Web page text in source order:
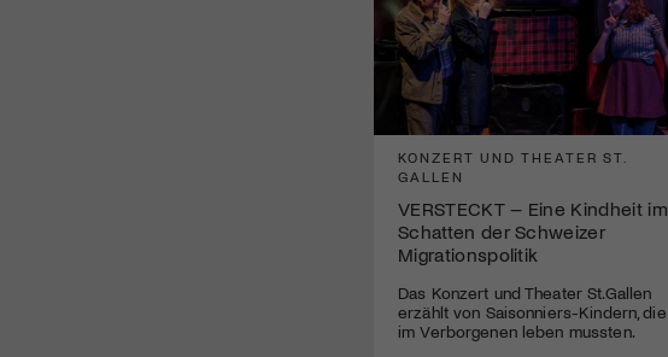
KONZERT UND THEATER ST.
GALLEN
VERSTECKT – Eine Kindheit im
Schatten der Schweizer
Migrationspolitik
Das Konzert und Theater St.Gallen
erzählt von Saisonniers-Kindern, die
im Verborgenen leben mussten.